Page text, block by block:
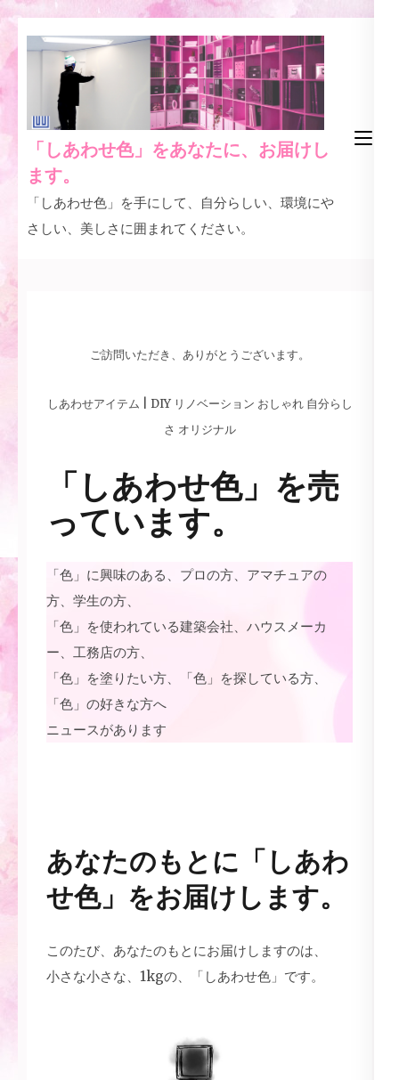
ン
ツ
ス
ッ
(Enter
「しあわせ色」をあなたに、お届けし
ます。
「しあわせ色」を手にして、自分らしい、環境にや
さしい、美しさに囲まれてください。
ご訪問いただき、ありがとうございます。
しあわせアイテム | DIY リノベーション おしゃれ 自分らし
さ オリジナル
「しあわせ色」を売
っています。
「色」に興味のある、プロの方、アマチュアの
方、学生の方、
「色」を使われている建築会社、ハウスメーカ
ー、工務店の方、
「色」を塗りたい方、「色」を探している方、
「色」の好きな方へ
ニュースがあります
あなたのもとに「しあわ
せ色」をお届けします。
このたび、あなたのもとにお届けしますのは、
小さな小さな、1kgの、「しあわせ色」です。